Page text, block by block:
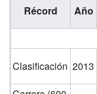
Récord
Año
Clasificación 2013